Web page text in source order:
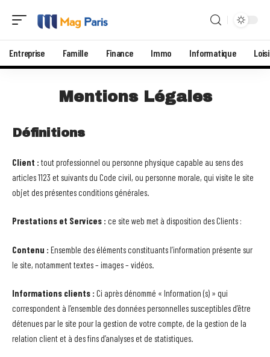
Entreprise Famille Finance Immo Informatique
Mentions Légales
Définitions
Client : tout professionnel ou personne physique capable au sens des
articles 1123 et suivants du Code civil, ou personne morale, qui visite le site
objet des présentes conditions générales.
Prestations et Services : ce site web met à disposition des Clients :
Contenu : Ensemble des éléments constituants l’information présente sur
le site, notamment textes – images – vidéos.
Informations clients : Ci après dénommé « Information (s) » qui
correspondent à l’ensemble des données personnelles susceptibles d’être
détenues par le site pour la gestion de votre compte, de la gestion de la
relation client et à des fins d’analyses et de statistiques.